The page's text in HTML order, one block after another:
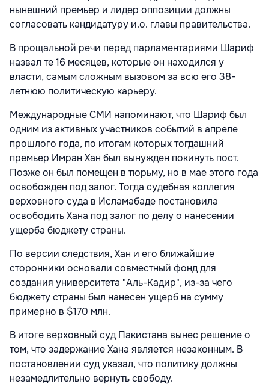
нынешний премьер и лидер оппозиции должны
согласовать кандидатуру и.о. главы правительства.
В прощальной речи перед парламентариями Шариф
назвал те 16 месяцев, которые он находился у
власти, самым сложным вызовом за всю его 38-
летнюю политическую карьеру.
Международные СМИ напоминают, что Шариф был
одним из активных участников событий в апреле
прошлого года, по итогам которых тогдашний
премьер Имран Хан был вынужден покинуть пост.
Позже он был помещен в тюрьму, но в мае этого года
освобожден под залог. Тогда судебная коллегия
верховного суда в Исламабаде постановила
освободить Хана под залог по делу о нанесении
ущерба бюджету страны.
По версии следствия, Хан и его ближайшие
сторонники основали совместный фонд для
создания университета "Аль-Кадир", из-за чего
бюджету страны был нанесен ущерб на сумму
примерно в $170 млн.
В итоге верховный суд Пакистана вынес решение о
том, что задержание Хана является незаконным. В
постановлении суд указал, что политику должны
незамедлительно вернуть свободу.